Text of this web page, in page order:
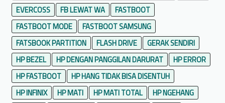
EVERCOSS
FB LEWAT WA
FASTBOOT
FASTBOOT MODE
FASTBOOT SAMSUNG
FATSBOOK PARTITION
FLASH DRIVE
GERAK SENDIRI
HP BEZEL
HP DENGAN PANGGILAN DARURAT
HP ERROR
HP FASTBOOT
HP HANG TIDAK BISA DISENTUH
HP INFINIX
HP MATI HP MATI TOTAL
HP NGEHANG